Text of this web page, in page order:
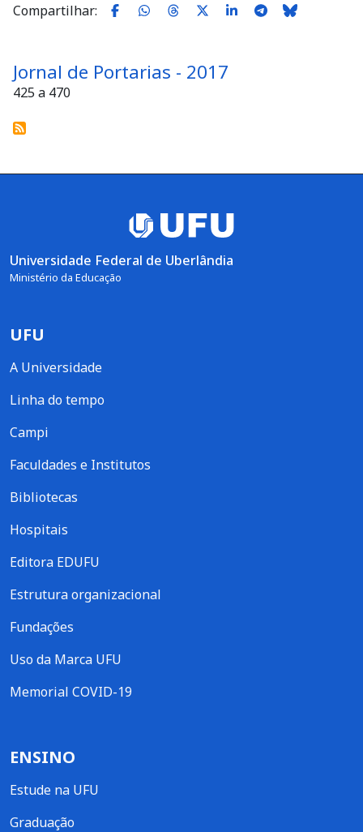
Compartilhar:
Jornal de Portarias - 2017
425 a 470
Universidade Federal de Uberlândia
Ministério da Educação
UFU
A Universidade
Linha do tempo
Campi
Faculdades e Institutos
Bibliotecas
Hospitais
Editora EDUFU
Estrutura organizacional
Fundações
Uso da Marca UFU
Memorial COVID-19
ENSINO
Estude na UFU
Graduação